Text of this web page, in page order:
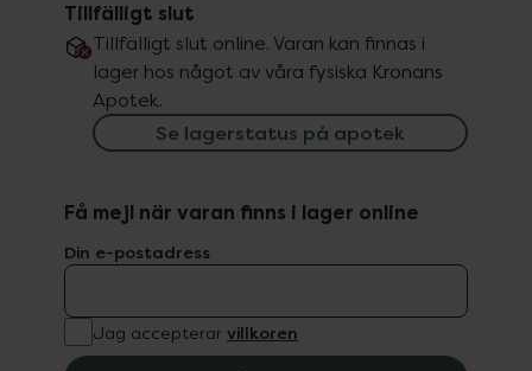
Tillfälligt slut
Tillfälligt slut online. Varan kan finnas i
lager hos något av våra fysiska Kronans
Apotek.
Se lagerstatus på apotek
Få mejl när varan finns i lager online
Din e-postadress
Jag accepterar villkoren